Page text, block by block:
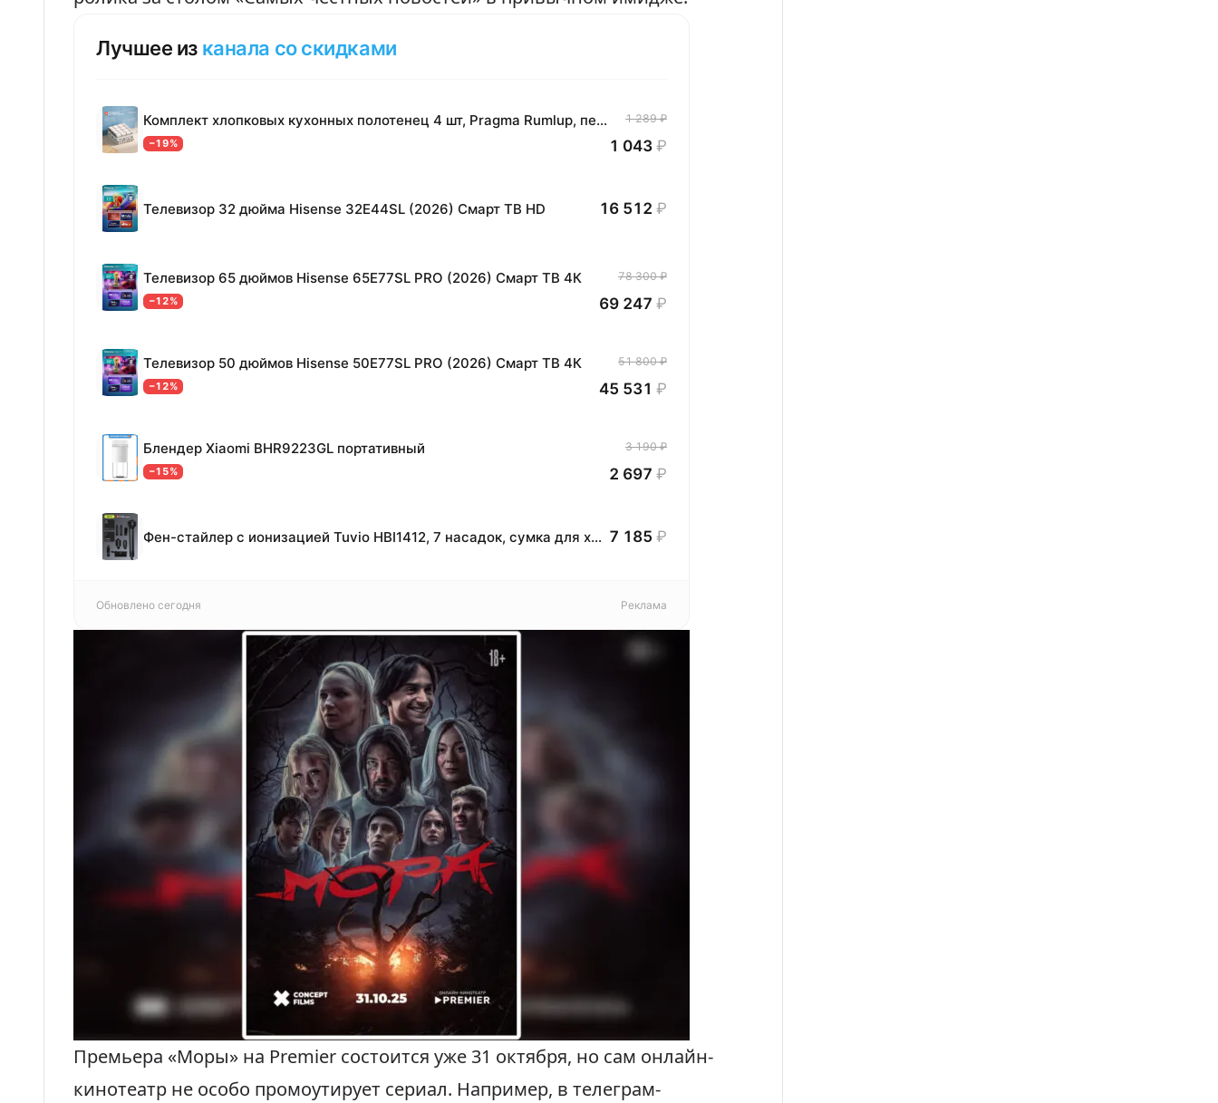
Лучшее из канала со скидками
Комплект хлопковых кухонных полотенец 4 шт, Pragma Rumlup, переменчивый белый
−19%
1 289 ₽
1 043 ₽
Телевизор 32 дюйма Hisense 32E44SL (2026) Смарт ТВ HD 16 512 ₽
Телевизор 65 дюймов Hisense 65E77SL PRO (2026) Смарт ТВ 4К
−12%
78 300 ₽
69 247 ₽
Телевизор 50 дюймов Hisense 50E77SL PRO (2026) Смарт ТВ 4К
−12%
51 800 ₽
45 531 ₽
Блендер Xiaomi BHR9223GL портативный
−15%
3 190 ₽
2 697 ₽
Фен-стайлер с ионизацией Tuvio HBI1412, 7 насадок, сумка для хранения, тёмный металлик 7 185 ₽
Обновлено сегодня Реклама
Премьера «Моры» на Premier состоится уже 31 октября, но сам онлайн-
кинотеатр не особо промоутирует сериал. Например, в телеграм-